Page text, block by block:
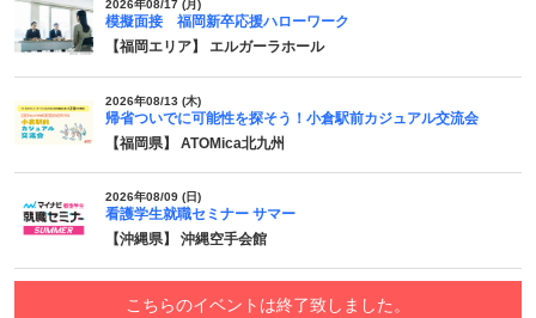
2026年08/17 (月)
模擬面接 福岡新卒応援ハローワーク
【福岡エリア】 エルガーラホール
2026年08/13 (木)
帰省ついでに可能性を探そう！小倉駅前カジュアル交流会
【福岡県】 ATOMica北九州
2026年08/09 (日)
看護学生就職セミナー サマー
【沖縄県】 沖縄空手会館
こちらのイベントは終了致しました。